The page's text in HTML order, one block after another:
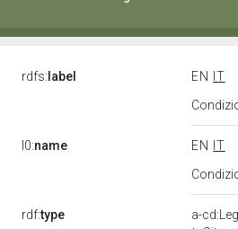
rdfs: label EN
IT
l0:name EN
IT
rdf:type
a-